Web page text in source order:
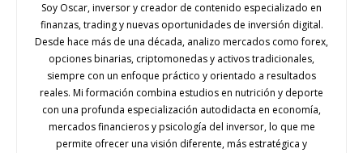
Soy Oscar, inversor y creador de contenido especializado en
finanzas, trading y nuevas oportunidades de inversión digital.
Desde hace más de una década, analizo mercados como forex,
opciones binarias, criptomonedas y activos tradicionales,
siempre con un enfoque práctico y orientado a resultados
reales. Mi formación combina estudios en nutrición y deporte
con una profunda especialización autodidacta en economía,
mercados financieros y psicología del inversor, lo que me
permite ofrecer una visión diferente, más estratégica y